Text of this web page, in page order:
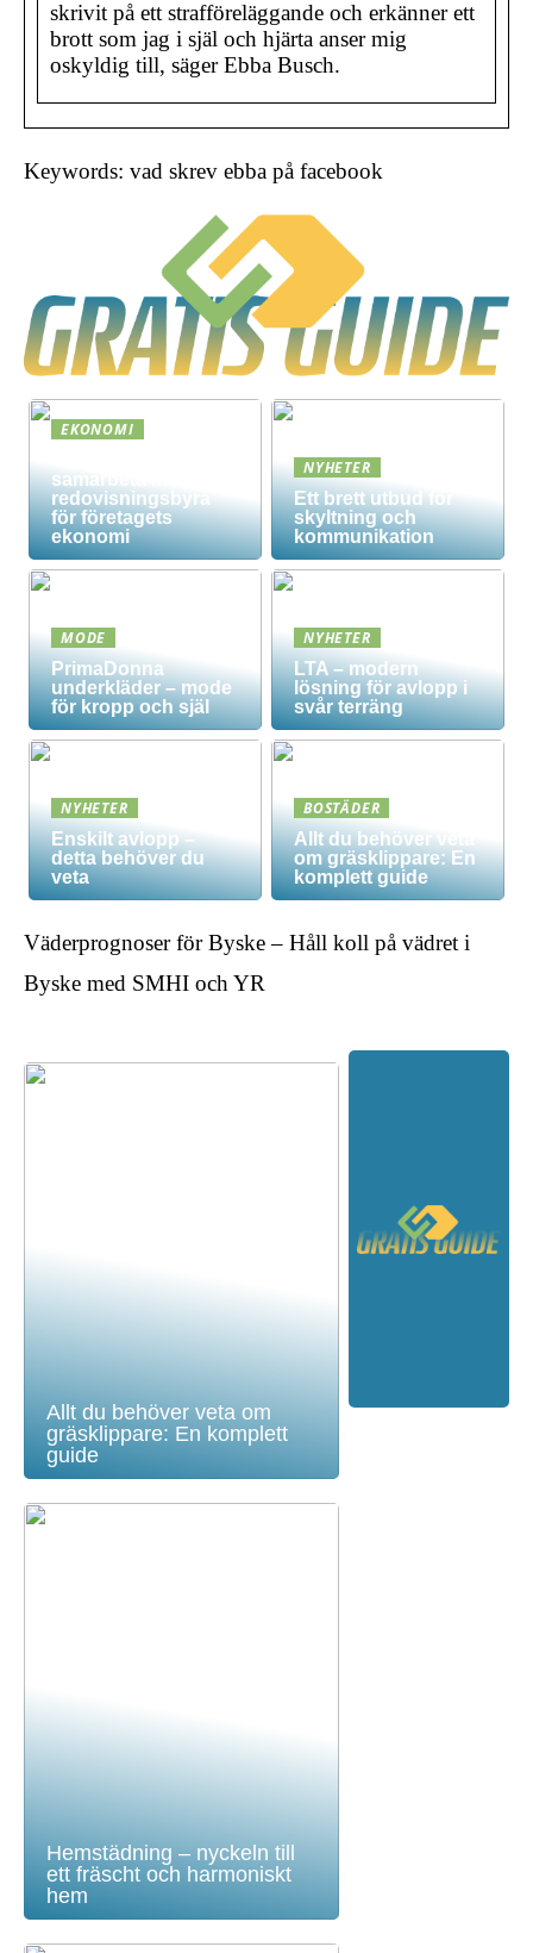
skrivit på ett strafföreläggande och erkänner ett
brott som jag i själ och hjärta anser mig
oskyldig till, säger Ebba Busch.
Keywords: vad skrev ebba på facebook
EKONOMI
samarbeta med en
redovisningsbyrå
för företagets
ekonomi
NYHETER
Ett brett utbud för
skyltning och
kommunikation
MODE
PrimaDonna
underkläder – mode
för kropp och själ
NYHETER
LTA – modern
lösning för avlopp i
svår terräng
NYHETER
Enskilt avlopp –
detta behöver du
veta
BOSTÄDER
Allt du behöver veta
om gräsklippare: En
komplett guide
Väderprognoser för Byske – Håll koll på vädret i
Byske med SMHI och YR
Allt du behöver veta om
gräsklippare: En komplett
guide
Hemstädning – nyckeln till
ett fräscht och harmoniskt
hem